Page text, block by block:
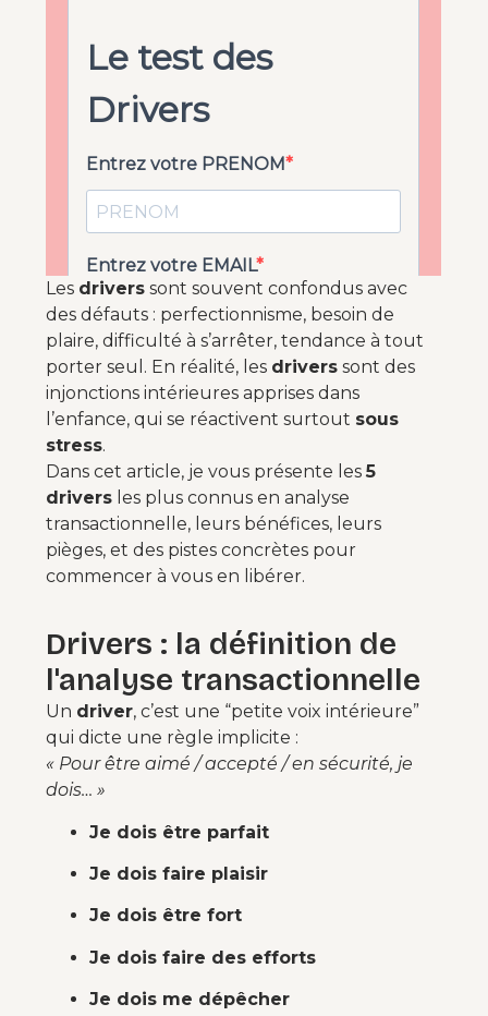
Les drivers sont souvent confondus avec
des défauts : perfectionnisme, besoin de
plaire, difficulté à s’arrêter, tendance à tout
porter seul. En réalité, les drivers sont des
injonctions intérieures apprises dans
l’enfance, qui se réactivent surtout sous
stress.
Dans cet article, je vous présente les5
drivers les plus connus en analyse
transactionnelle, leurs bénéfices, leurs
pièges, et des pistes concrètes pour
commencer à vous en libérer.
Drivers : la définition de
l'analyse transactionnelle
Un driver, c’est une “petite voix intérieure”
qui dicte une règle implicite :
« Pour être aimé / accepté / en sécurité, je
dois… »
Je dois être parfait
Je dois faire plaisir
Je dois être fort
Je dois faire des efforts
Je dois me dépêcher